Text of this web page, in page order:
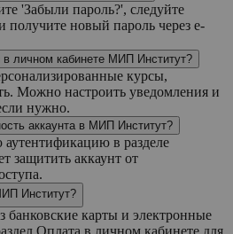
'Забыли пароль?', следуйте
получите новый пароль через e-
личном кабинете МИП Институт?
курсы,
Можно настроить уведомления и
нужно.
аккаунта в МИП Институт?
в разделе
защитить аккаунт от
Институт?
банковские карты и электронные
Оплата в личном кабинете для